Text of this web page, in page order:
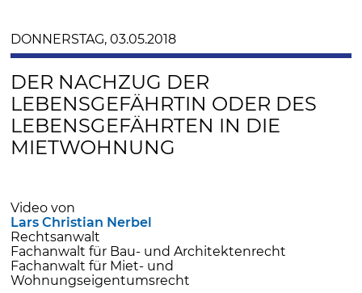
DONNERSTAG, 03.05.2018
DER NACHZUG DER
LEBENSGEFÄHRTIN ODER DES
LEBENSGEFÄHRTEN IN DIE
MIETWOHNUNG
Video von
Lars Christian Nerbel
Rechtsanwalt
Fachanwalt für Bau- und Architektenrecht
Fachanwalt für Miet- und
Wohnungseigentumsrecht